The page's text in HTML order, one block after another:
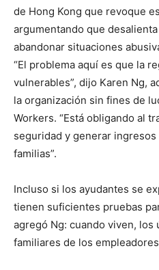
de Hong Kong que revoque
argumentando que
abandonar situaciones
“El problema aquí es que la
vulnerables”, dijo Karen Ng,
la organización sin fines de
Workers. “Está obligando al
seguridad y generar ingresos
familias”.
Incluso si los ayudantes se
tienen suficientes pruebas
agregó Ng: cuando viven,
familiares de los